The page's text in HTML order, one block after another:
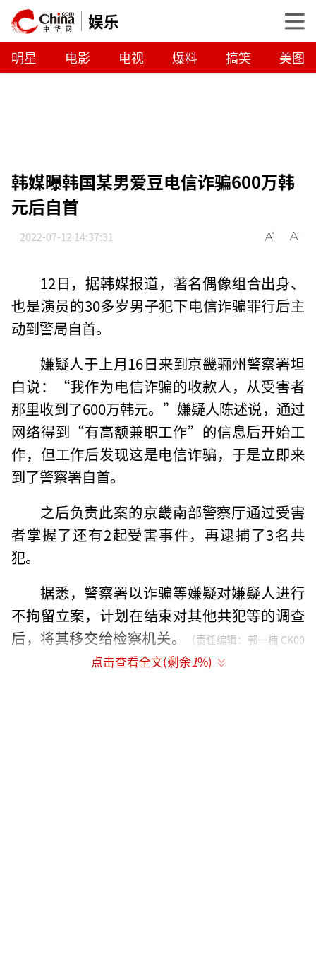
娱乐
明星 电影 电视 爆料 搞笑 美图
韩媒曝韩国某男爱豆电信诈骗600万韩
元后自首
2022-07-12 14:37:31
12日，据韩媒报道，著名偶像组合出身、
也是演员的30多岁男子犯下电信诈骗罪行后主
动到警局自首。
嫌疑人于上月16日来到京畿骊州警察署坦
白说：“我作为电信诈骗的收款人，从受害者
那里收到了600万韩元。”嫌疑人陈述说，通过
网络得到“有高额兼职工作”的信息后开始工
作，但工作后发现这是电信诈骗，于是立即来
到了警察署自首。
之后负责此案的京畿南部警察厅通过受害
者掌握了还有2起受害事件，再逮捕了3名共
犯。
据悉，警察署以诈骗等嫌疑对嫌疑人进行
不拘留立案，计划在结束对其他共犯等的调查
后，将其移交给检察机关。
（责任编辑：郭一楠 CK00
点击查看全文(剩余1%)